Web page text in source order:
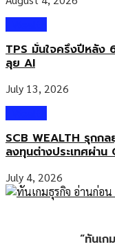
TPS มั่นใจครึ่งปีหลัง
ลุย AI
July 13, 2026
SCB WEALTH รุกก
ลงทุนต่างประเทศผ่า
July 4, 2026
“ทันเ